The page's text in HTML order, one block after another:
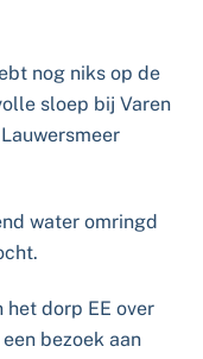
nog niks op de
sloep bij Varen
water omringd
het dorp EE over
bezoek aan